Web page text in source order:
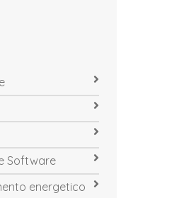
Software
energetico